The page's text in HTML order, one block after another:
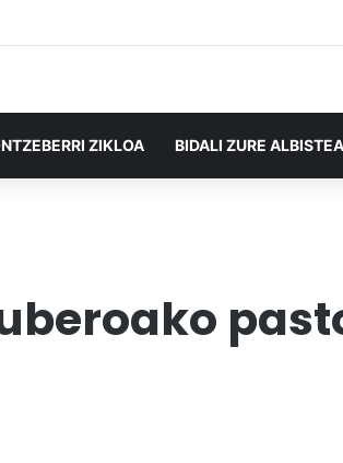
ZIKLOA BIDALI ZURE ALBISTEA